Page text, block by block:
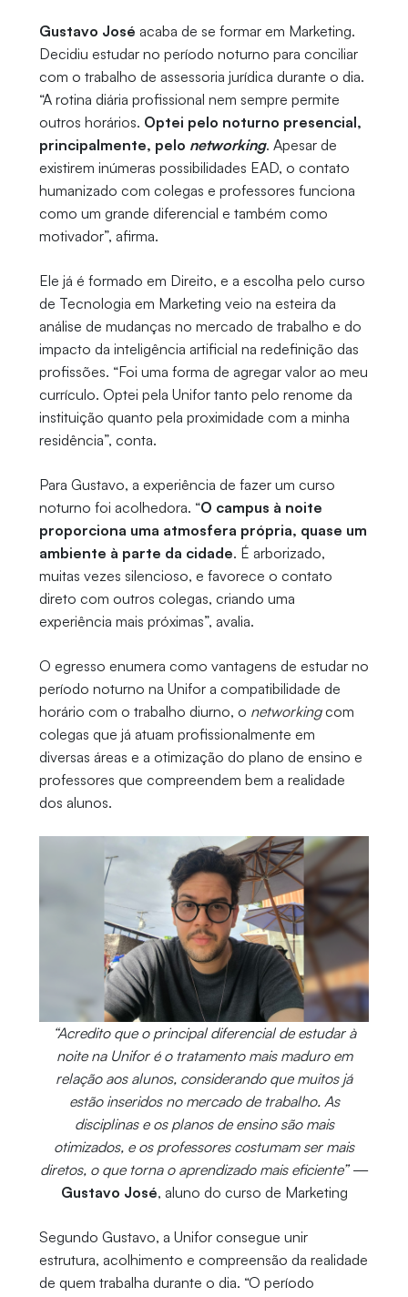
Gustavo José acaba de se formar em Marketing.
Decidiu estudar no período noturno para conciliar
com o trabalho de assessoria jurídica durante o dia.
“A rotina diária profissional nem sempre permite
outros horários. Optei pelo noturno presencial,
principalmente, pelo networking. Apesar de
existirem inúmeras possibilidades EAD, o contato
humanizado com colegas e professores funciona
como um grande diferencial e também como
motivador”, afirma.
Ele já é formado em Direito, e a escolha pelo curso
de Tecnologia em Marketing veio na esteira da
análise de mudanças no mercado de trabalho e do
impacto da inteligência artificial na redefinição das
profissões. “Foi uma forma de agregar valor ao meu
currículo. Optei pela Unifor tanto pelo renome da
instituição quanto pela proximidade com a minha
residência”, conta.
Para Gustavo, a experiência de fazer um curso
noturno foi acolhedora. “O campus à noite
proporciona uma atmosfera própria, quase um
ambiente à parte da cidade. É arborizado,
muitas vezes silencioso, e favorece o contato
direto com outros colegas, criando uma
experiência mais próximas”, avalia.
O egresso enumera como vantagens de estudar no
período noturno na Unifor a compatibilidade de
horário com o trabalho diurno, o networkingcom
colegas que já atuam profissionalmente em
diversas áreas e a otimização do plano de ensino e
professores que compreendem bem a realidade
dos alunos.
“Acredito que o principal diferencial de estudar à
noite na Unifor é o tratamento mais maduro em
relação aos alunos, considerando que muitos já
estão inseridos no mercado de trabalho. As
disciplinas e os planos de ensino são mais
otimizados, e os professores costumam ser mais
diretos, o que torna o aprendizado mais eficiente”—
Gustavo José, aluno do curso de Marketing
Segundo Gustavo, a Unifor consegue unir
estrutura, acolhimento e compreensão da realidade
de quem trabalha durante o dia. “O período